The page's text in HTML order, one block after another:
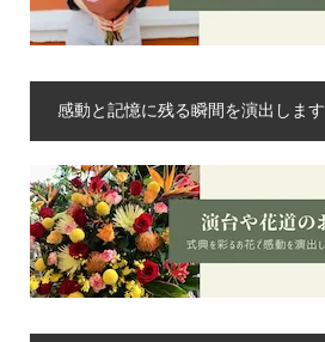
感動と記憶に残る瞬間を演出します